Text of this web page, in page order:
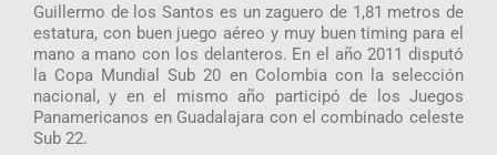
Guillermo de los Santos es un zaguero de 1,81 metros de
estatura, con buen juego aéreo y muy buen timing para el
mano a mano con los delanteros. En el año 2011 disputó
la Copa Mundial Sub 20 en Colombia con la selección
nacional, y en el mismo año participó de los Juegos
Panamericanos en Guadalajara con el combinado celeste
Sub 22.